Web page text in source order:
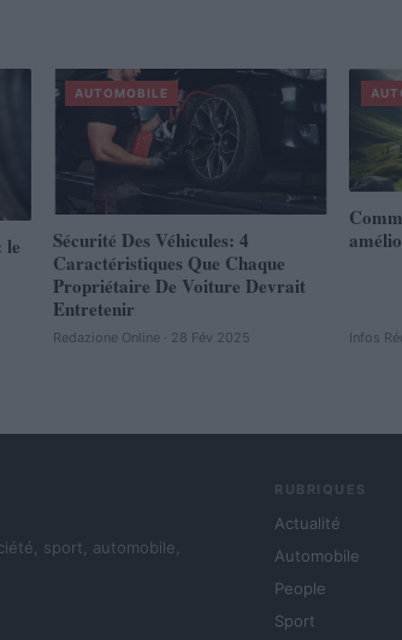
le
AUTOMOBILE
Sécurité Des Véhicules: 4
Caractéristiques Que Chaque
Propriétaire De Voiture Devrait
Entretenir
Redazione Online · 28 Fév 2025 Infos
sport, automobile,
RUBRIQUES
Actualité
Automobile
People
Sport